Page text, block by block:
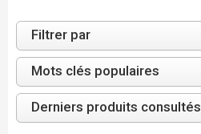
Filtrer par
Mots clés populaires
Derniers produits consultés